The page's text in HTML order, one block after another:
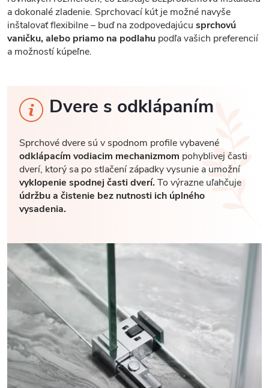
a dokonalé zladenie. Sprchovací kút je možné navyše
inštalovať flexibilne – buď na zodpovedajúcu sprchovú
vaničku, alebo priamo na podlahu podľa vašich preferencií
a možností kúpeľne.
Dvere s odklápaním
Sprchové dvere sú v spodnom profile vybavené
odklápacím vodiacim mechanizmom pohyblivej časti
dverí, ktorý sa po stlačení západky vysunie a umožní
vyklopenie spodnej časti dverí.To výrazne uľahčuje
údržbu a čistenie bez nutnosti ich úplného
vysadenia.